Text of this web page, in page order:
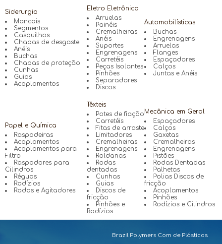
Siderurgia
Mancais
Segmentos
Casquilhos
Chapas de desgaste
Anéis
Buchas
Chapas de proteção
Cunhas
Guias
Acoplamentos
Eletro Eletrônica
Arruelas
Painéis
Cremalheiras
Anéis
Suportes
Engrenagens
Carretéis
Peças Isolantes
Pinhões
Separadores
Discos
Automobilísticas
Buchas
Engrenagens
Arruelas
Flanges
Espaçadores
Calços
Juntas e Anéis
Papel e Química
Raspadeiras
Acoplamentos
Acoplamentos para
Filtro
Raspadores para
Cilindros
Réguas
Rodízios
Rodas e Agitadores
Têxteis
Potes de fiação
Carretéis
Fitas de arraste
Limitadores
Cremalheiras
Engrenagens
Roldanas
Rodas
dentadas
Cunhas
Guias
Discos de
fricção
Pinhões e
Rodízios
Mecânica em Geral
Espaçadores
Calços
Gaxetas
Cremalheiras
Engrenagens
Pistões
Rodas Dentadas
Palhetas
Polias Discos de
fricção
Acoplamentos
Pinhões
Rodízios e Cilindros
Brazil Polymers Com de Plásticos